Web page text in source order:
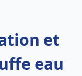
et
eau